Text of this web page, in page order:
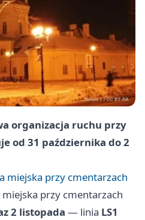
organizacja ruchu przy
od 31 października do 2
miejska przy cmentarzach
przy cmentarzach
2 listopada — linia LS1